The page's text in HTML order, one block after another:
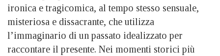
ironica e tragicomica, al tempo stesso sensuale,
misteriosa e dissacrante, che utilizza
l’immaginario di un passato idealizzato per
raccontare il presente. Nei momenti storici più